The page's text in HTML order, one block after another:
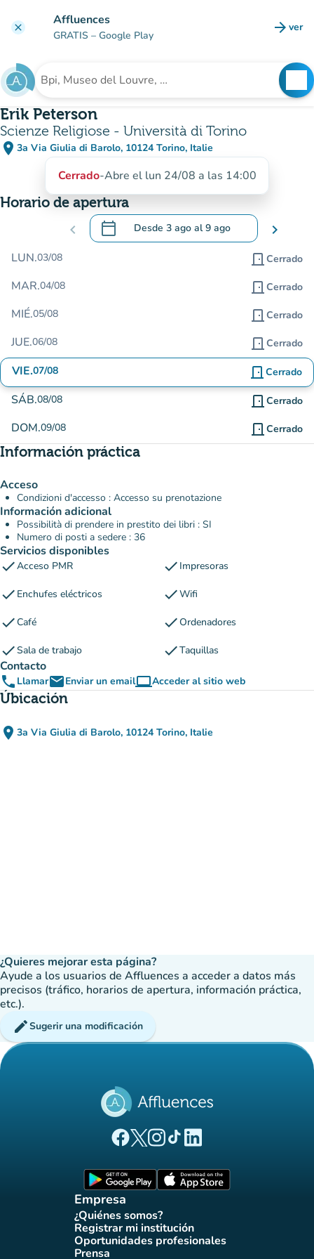
clear Affluences
GRATIS – Google Play arrow_forward ver
Buscar un establecimiento
Erik Peterson
Scienze Religiose - Università di Torino
place 3a Via Giulia di Barolo, 10124 Torino, Italie
(abrir en Google Maps)
(nueva pestaña)
Cerrado-Abre el lun 24/08 a las 14:00
Horario de apertura
chevron_left calendar_today Desde 3 ago al9 ago
.Abra el calendario para cambiar las
chevron_right
LUN.03/08 door_front Cerrado
MAR.04/08 door_front Cerrado
MIÉ.05/08 door_front Cerrado
JUE.06/08 door_front Cerrado
VIE.07/08 door_front Cerrado
SÁB.08/08 door_front Cerrado
DOM.09/08 door_front Cerrado
Información práctica
Acceso
Condizioni d'accesso : Accesso su prenotazione
Información adicional
Possibilità di prendere in prestito dei libri : SI
Numero di posti a sedere : 36
Servicios disponibles
checkAcceso PMR check Impresoras
check Enchufes eléctricos checkWifi
checkCafé checkOrdenadores
checkSala de trabajo checkTaquillas
Contacto
phone LlamaremailEnviar un emailcomputerAcceder al sitio web
(nueva pestaña)
Úbicación
place 3a Via Giulia di Barolo, 10124 Torino, Italie
(abrir en Google Maps)
(nueva pestaña)
¿Quieres mejorar esta página?
Ayude a los usuarios de Affluences a acceder a datos más
precisos (tráfico, horarios de apertura, información práctica,
etc.).
editSugerir una modificación
(nueva pestaña)
(nueva pestaña)
(nueva pestaña)
(nueva pestaña)
(nueva pestaña)
Empresa
¿Quiénes somos?
(nueva pestaña)
Registrar mi institución
(nueva pestaña)
Oportunidades profesionales
(nueva pestaña)
Prensa